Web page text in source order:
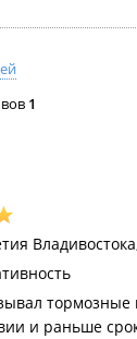
1
тормозные
и раньше